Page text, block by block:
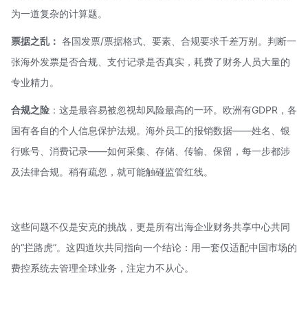
为一道复杂的计算题。
票据之乱： 各国发票/票据格式、要素、合规要求千差万别。判断一
张海外发票是否合规、支付记录是否真实，耗费了财务人员大量的
专业精力。
合规之险 ：这是最容易被忽视却风险最高的一环。欧洲有GDPR ，各
国有各自的个人信息保护法规。海外员工的报销数据——姓名、银
行账号、消费记录——如何采集、存储、传输、保留，每一步都涉
及法律合规。稍有疏忽，就可能触碰监管红线。
这些问题不仅是安克的挑战，更是所有出海企业财务共享中心共同
的“拦路虎”。这四道坎共同指向一个结论：用一套仅适配中国市场的
费控系统去管理全球业务，注定力不从心。